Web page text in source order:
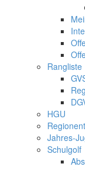
Rangliste
HGU
Jahres-
Schulgolf